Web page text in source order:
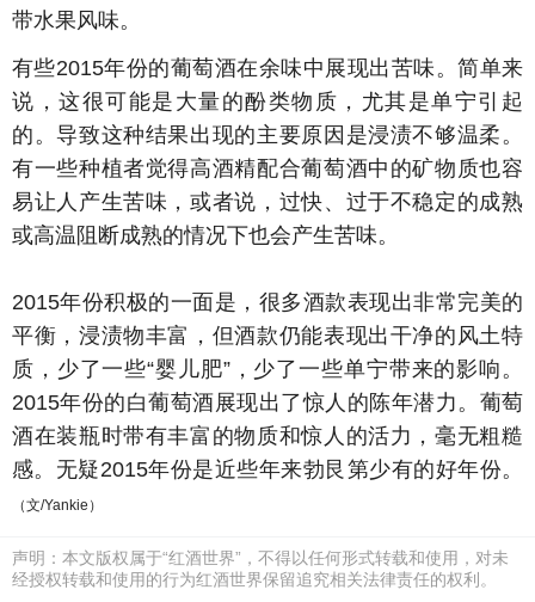
带水果风味。
有些2015年份的葡萄酒在余味中展现出苦味。简单来
说，这很可能是大量的酚类物质，尤其是单宁引起
的。导致这种结果出现的主要原因是浸渍不够温柔。
有一些种植者觉得高酒精配合葡萄酒中的矿物质也容
易让人产生苦味，或者说，过快、过于不稳定的成熟
或高温阻断成熟的情况下也会产生苦味。
2015年份积极的一面是，很多酒款表现出非常完美的
平衡，浸渍物丰富，但酒款仍能表现出干净的风土特
质，少了一些“婴儿肥”，少了一些单宁带来的影响。
2015年份的白葡萄酒展现出了惊人的陈年潜力。葡萄
酒在装瓶时带有丰富的物质和惊人的活力，毫无粗糙
感。无疑2015年份是近些年来勃艮第少有的好年份。
（文/Yankie）
声明：本文版权属于“红酒世界”，不得以任何形式转载和使用，对未
经授权转载和使用的行为红酒世界保留追究相关法律责任的权利。